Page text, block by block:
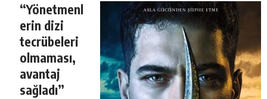
“Yönetmenl
erin dizi
tecrübeleri
olmaması,
avantaj
sağladı”